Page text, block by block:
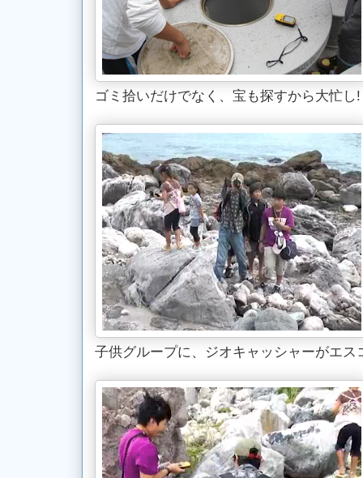
ゴミ拾いだけでなく、宝も探すから大忙し!
子供グループに、ジオキャッシャーがエス